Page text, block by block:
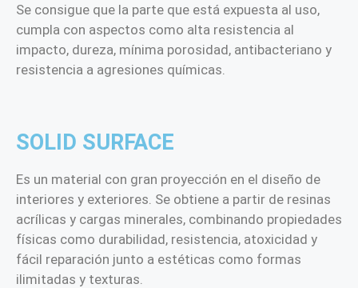
Se consigue que la parte que está expuesta al uso,
cumpla con aspectos como alta resistencia al
impacto, dureza, mínima porosidad, antibacteriano y
resistencia a agresiones químicas.
SOLID SURFACE
Es un material con gran proyección en el diseño de
interiores y exteriores. Se obtiene a partir de resinas
acrílicas y cargas minerales, combinando propiedades
físicas como durabilidad, resistencia, atoxicidad y
fácil reparación junto a estéticas como formas
ilimitadas y texturas.